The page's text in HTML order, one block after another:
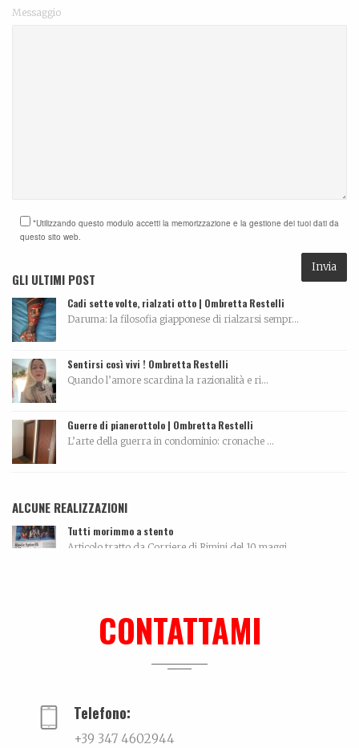
Messaggio
*Utilizzando questo modulo accetti la memorizzazione e la gestione dei tuoi dati da
questo sito web.
GLI ULTIMI POST
Cadi sette volte, rialzati otto | Ombretta Restelli
Daruma: la filosofia giapponese di rialzarsi sempr...
Sentirsi così vivi ! Ombretta Restelli
Quando l’amore scardina la razionalità e ri...
Guerre di pianerottolo | Ombretta Restelli
L’arte della guerra in condominio: cronache ...
ALCUNE REALIZZAZIONI
Tutti morimmo a stento
Articolo tratto da Corriere di Rimini del 10 maggi...
Dall'amore per la ceramica.Narra di come il potenz...
CONTATTAMI
Telefono:
+39 347 4602944